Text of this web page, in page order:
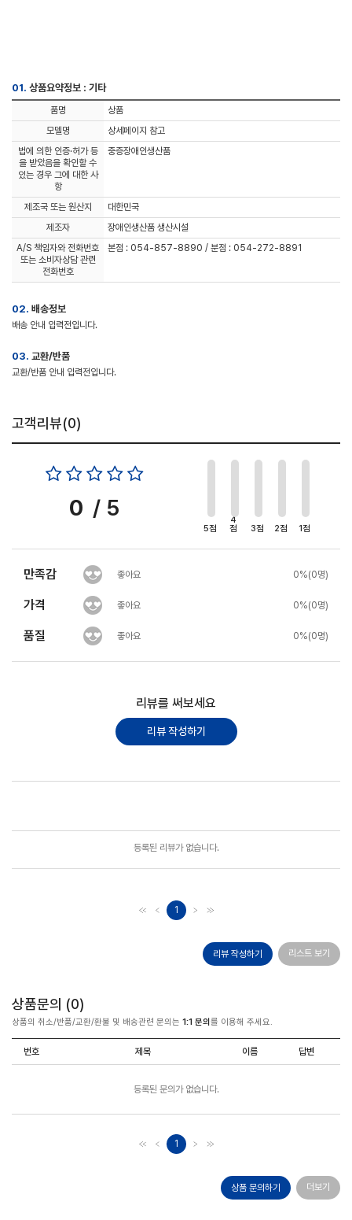
01. 상품요약정보 : 기타
품명
상품
모델명
상세페이지 참고
법에 의한 인증·허가 등
을 받았음을 확인할 수
있는 경우 그에 대한 사
항
중증장애인생산품
제조국 또는 원산지
대한민국
제조자
장애인생산품 생산시설
A/S 책임자와 전화번호
또는 소비자상담 관련
전화번호
본점 : 054-857-8890 / 분점 : 054-272-8891
02. 배송정보
배송 안내 입력전입니다.
03. 교환/반품
교환/반품 안내 입력전입니다.
고객리뷰(0)
0 / 5
5점
4
점
3점 2점 1점
만족감 좋아요 0%(0명)
가격 좋아요 0%(0명)
품질 좋아요 0%(0명)
리뷰를 써보세요
리뷰 작성하기
등록된 리뷰가 없습니다.
1
리뷰 작성하기 리스트 보기
상품문의 (0)
상품의 취소/반품/교환/환불 및 배송관련 문의는 1:1 문의를 이용해 주세요.
번호 제목 이름 답변
등록된 문의가 없습니다.
1
상품 문의하기 더보기